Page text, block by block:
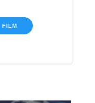
FILM